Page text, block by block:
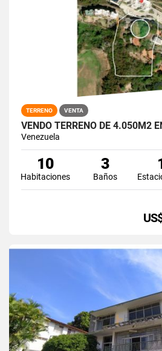
TERRENO VENTA
Venezuela
10
Habitaciones
3
Baños